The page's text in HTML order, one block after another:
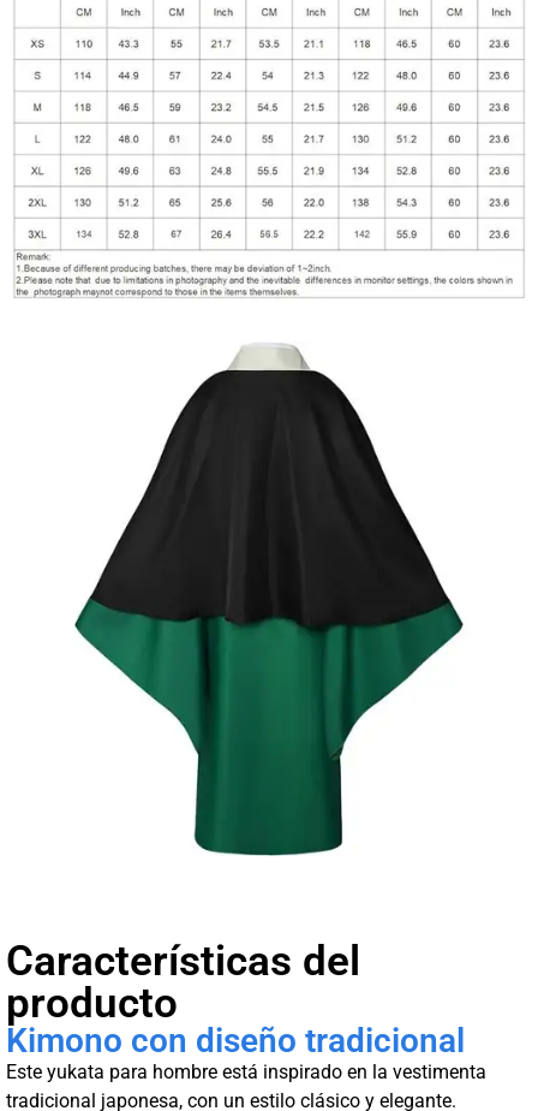
Características del
producto
Kimono con diseño tradicional
Este yukata para hombre está inspirado en la vestimenta
tradicional japonesa, con un estilo clásico y elegante.